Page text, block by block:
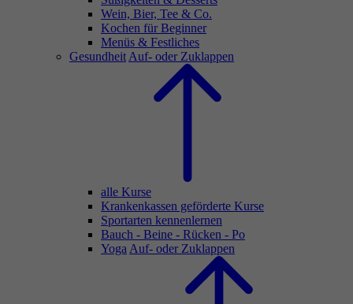
Wein, Bier, Tee & Co.
Kochen für Beginner
Menüs & Festliches
Gesundheit Auf- oder Zuklappen
alle Kurse
Krankenkassen geförderte Kurse
Sportarten kennenlernen
Bauch - Beine - Rücken - Po
Yoga Auf- oder Zuklappen